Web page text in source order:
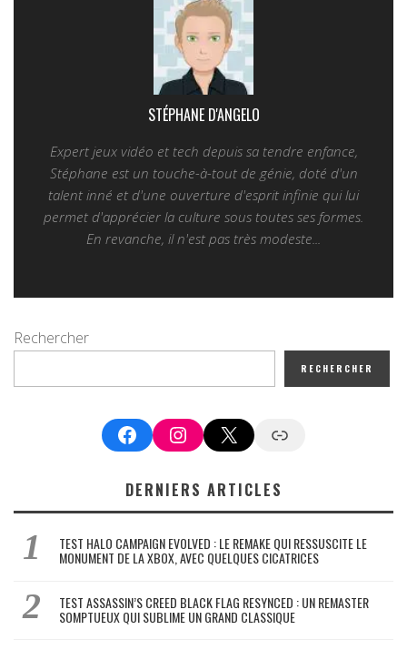
STÉPHANE D'ANGELO
Expert jeux vidéo et tech depuis sa tendre enfance,
Stéphane est un touche-à-tout de génie, doté d'un
talent inné et d'une ouverture d'esprit infinie qui lui
permet d'apprécier la culture sous toutes ses formes.
En revanche, il n'est pas très modeste...
Rechercher
RECHERCHER
FacebookInstagram
X Google News
DERNIERS ARTICLES
TEST HALO CAMPAIGN EVOLVED : LE REMAKE QUI RESSUSCITE LE
MONUMENT DE LA XBOX, AVEC QUELQUES CICATRICES
TEST ASSASSIN’S CREED BLACK FLAG RESYNCED : UN REMASTER
SOMPTUEUX QUI SUBLIME UN GRAND CLASSIQUE